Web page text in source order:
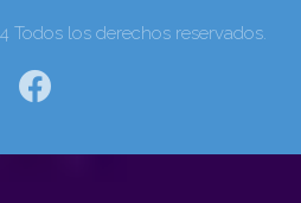
Todos los derechos reservados.